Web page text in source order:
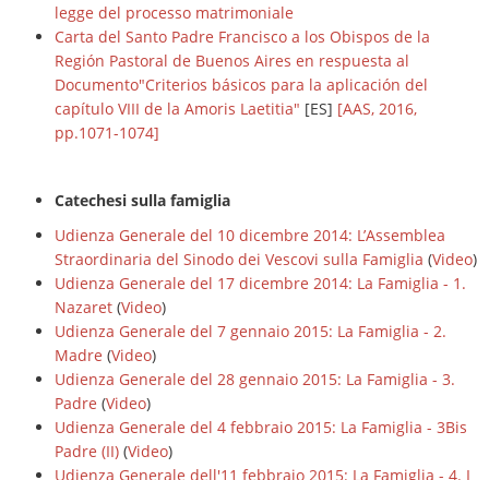
legge del processo matrimoniale
Carta del Santo Padre Francisco a los Obispos de la
Región Pastoral de Buenos Aires en respuesta al
Documento"Criterios básicos para la aplicación del
capítulo VIII de la Amoris Laetitia" [ES] [AAS, 2016,
pp.1071-1074]
Catechesi sulla famiglia
Udienza Generale del 10 dicembre 2014: L’Assemblea
Straordinaria del Sinodo dei Vescovi sulla Famiglia (Video)
Udienza Generale del 17 dicembre 2014: La Famiglia - 1.
Nazaret (Video)
Udienza Generale del 7 gennaio 2015: La Famiglia - 2.
Madre (Video)
Udienza Generale del 28 gennaio 2015: La Famiglia - 3.
Padre (Video)
Udienza Generale del 4 febbraio 2015: La Famiglia - 3Bis
Padre (II) (Video)
Udienza Generale dell'11 febbraio 2015: La Famiglia - 4. I